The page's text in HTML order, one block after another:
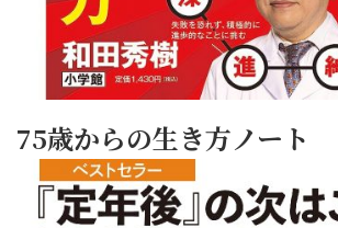
75歳からの生き方ノート